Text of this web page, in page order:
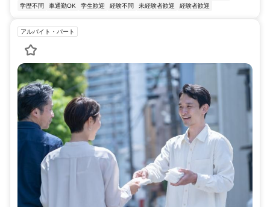
学歴不問
車通勤OK 学生歓迎 経験不問 未経験者歓迎 経験者歓迎
アルバイト・パート